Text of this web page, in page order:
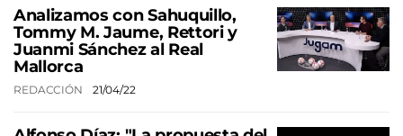
Analizamos con Sahuquillo,
Tommy M. Jaume, Rettori y
Juanmi Sánchez al Real
Mallorca
REDACCIÓN 21/04/22